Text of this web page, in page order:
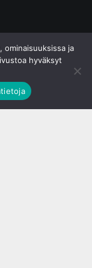
ominaisuuksissa ja
hyväksyt